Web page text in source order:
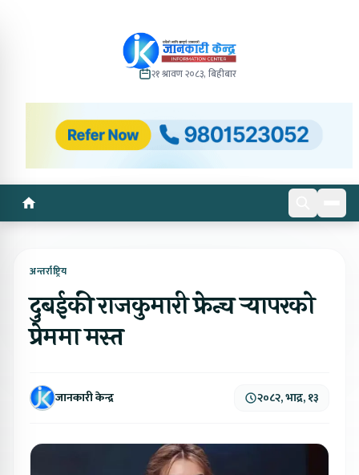
२१ श्रावण २०८३, बिहीबार
अन्तर्राष्ट्रिय
दुबईकी राजकुमारी फ्रेन्च र्‍यापरकाे
प्रेममा मस्त
जानकारी केन्द्र २०८२, भाद्र, १३